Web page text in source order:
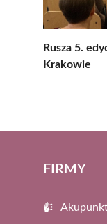
Rusza 5.
Krakowie
FIRMY